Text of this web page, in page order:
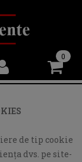
0
de tip cookie
dvs. pe site-